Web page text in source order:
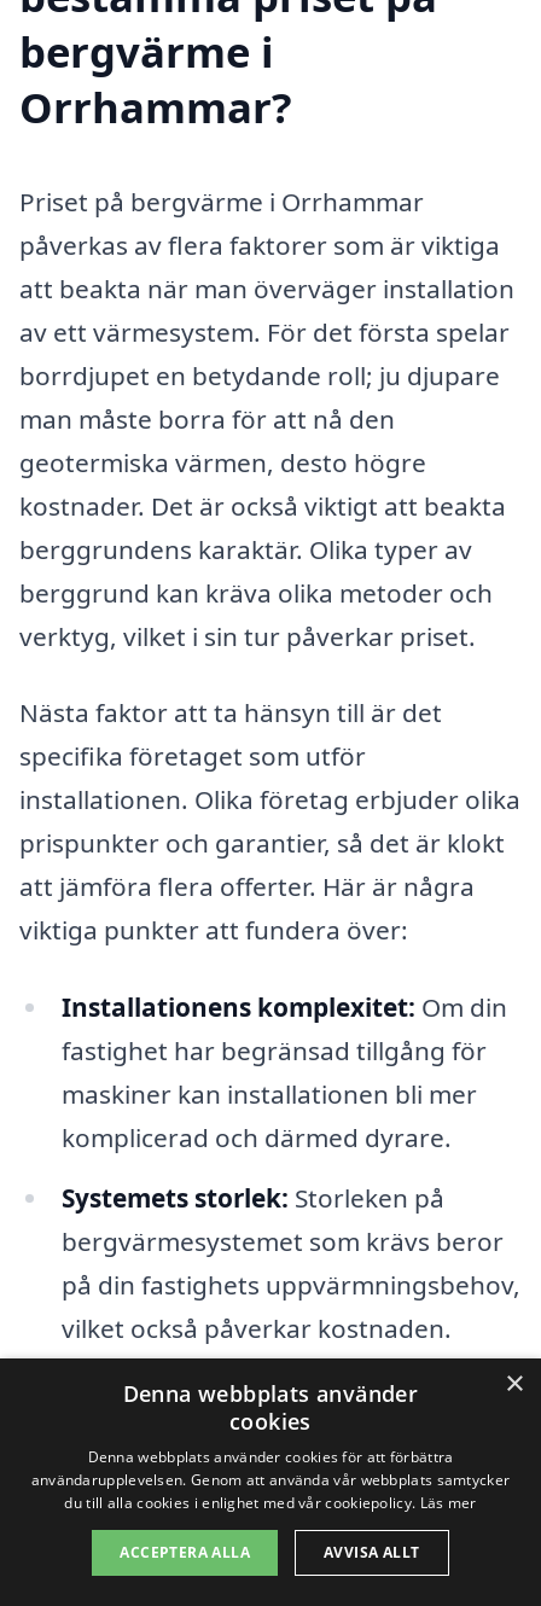
bergvärme i
Orrhammar?
Priset på bergvärme i Orrhammar
påverkas av flera faktorer som är viktiga
att beakta när man överväger installation
av ett värmesystem. För det första spelar
borrdjupet en betydande roll; ju djupare
man måste borra för att nå den
geotermiska värmen, desto högre
kostnader. Det är också viktigt att beakta
berggrundens karaktär. Olika typer av
berggrund kan kräva olika metoder och
verktyg, vilket i sin tur påverkar priset.
Nästa faktor att ta hänsyn till är det
specifika företaget som utför
installationen. Olika företag erbjuder olika
prispunkter och garantier, så det är klokt
att jämföra flera offerter. Här är några
viktiga punkter att fundera över:
Installationens komplexitet: Om din
fastighet har begränsad tillgång för
maskiner kan installationen bli mer
komplicerad och därmed dyrare.
Systemets storlek: Storleken på
bergvärmesystemet som krävs beror
på din fastighets uppvärmningsbehov,
vilket också påverkar kostnaden.
Tillbehör och extrafunktioner:
du väljer att installera extra funktioner
som värmeåtervinning eller smart
styrning, kan detta öka den totala
kostnaden.
×
Denna webbplats använder
cookies
Denna webbplats använder cookies för att förbättra
användarupplevelsen. Genom att använda vår webbplats samtycker
du till alla cookies i enlighet med vår cookiepolicy. Läs mer
ACCEPTERA ALLA AVVISA ALLT